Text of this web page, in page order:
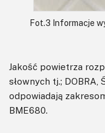
Fot.3 Informacje
Jakość powietrza
słownych tj.; DOBRA,
odpowiadają
BME680.